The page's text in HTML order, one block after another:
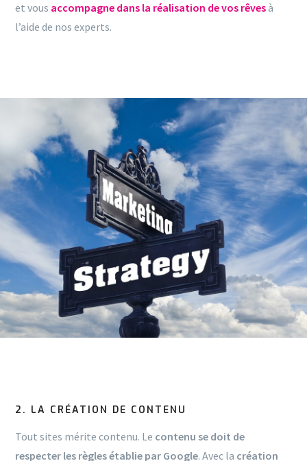
et vous accompagne dans la réalisation de vos rêvesà
l’aide de nos experts.
2. LA CRÉATION DE CONTENU
Tout sites mérite contenu. Le contenu se doit de
respecter les règles établie par Google. Avec la création